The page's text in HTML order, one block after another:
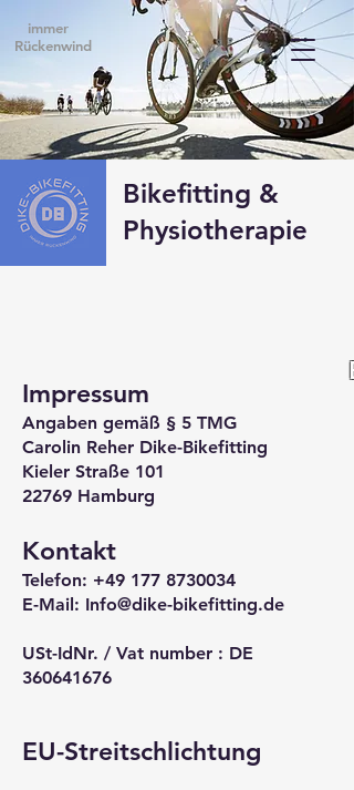
immer
Rückenwind
Bikefitting &
Physiotherapie
Impressum
Angaben gemäß § 5 TMG
Carolin Reher Dike-Bikefitting
Kieler Straße 101
22769 Hamburg
Kontakt
Telefon: +49 177 8730034
E-Mail: Info@dike-bikefitting.de
USt-IdNr. / Vat number : DE
360641676
EU-Streitschlichtung